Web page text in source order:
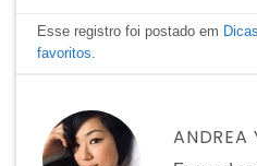
Esse registro foi postado em
favoritos.
ANDREA